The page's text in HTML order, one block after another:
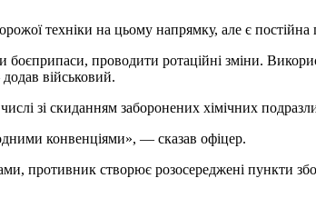
техніки на цьому напрямку, але є
боєприпаси, проводити ротаційні зміни.
військовий.
зі скиданням заборонених хімічних
конвенціями», — сказав офіцер.
противник створює розосереджені пункти